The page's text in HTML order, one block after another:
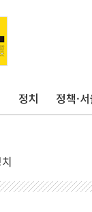
정치 정책·